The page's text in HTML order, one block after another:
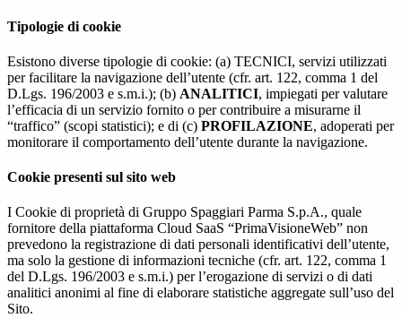
Tipologie di cookie
Esistono diverse tipologie di cookie: (a) TECNICI, servizi utilizzati
per facilitare la navigazione dell’utente (cfr. art. 122, comma 1 del
D.Lgs. 196/2003 e s.m.i.); (b) ANALITICI, impiegati per valutare
l’efficacia di un servizio fornito o per contribuire a misurarne il
“traffico” (scopi statistici); e di (c) PROFILAZIONE, adoperati per
monitorare il comportamento dell’utente durante la navigazione.
Cookie presenti sul sito web
I Cookie di proprietà di Gruppo Spaggiari Parma S.p.A., quale
fornitore della piattaforma Cloud SaaS “PrimaVisioneWeb” non
prevedono la registrazione di dati personali identificativi dell’utente,
ma solo la gestione di informazioni tecniche (cfr. art. 122, comma 1
del D.Lgs. 196/2003 e s.m.i.) per l’erogazione di servizi o di dati
analitici anonimi al fine di elaborare statistiche aggregate sull’uso del
Sito.